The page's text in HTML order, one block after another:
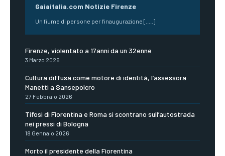
Gaiaitalia.com Notizie Firenze
Un fiume di persone per l'inaugurazione [.....]
Firenze, violentato a 17anni da un 32enne
3 Marzo 2026
Cultura diffusa come motore di identità, l’assessora
Manetti a Sansepolcro
27 Febbraio 2026
Tifosi di Fiorentina e Roma si scontrano sull’autostrada
nei pressi di Bologna
18 Gennaio 2026
Morto il presidente della Fiorentina